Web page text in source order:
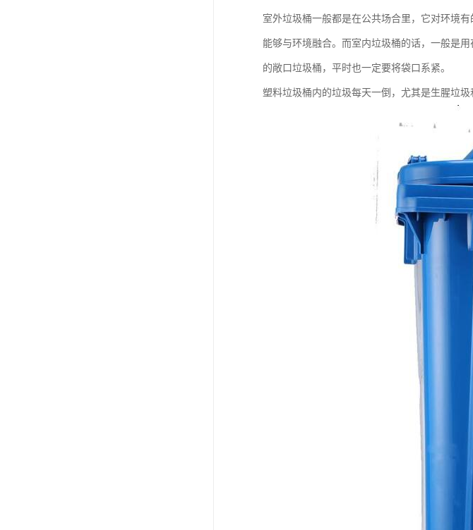
室外垃圾桶一般都是在公共场合里，它对环境
能够与环境融合。而室内垃圾桶的话，一般是
的敞口垃圾桶，平时也一定要将袋口系紧。
塑料垃圾桶内的垃圾每天一倒，尤其是生腥垃